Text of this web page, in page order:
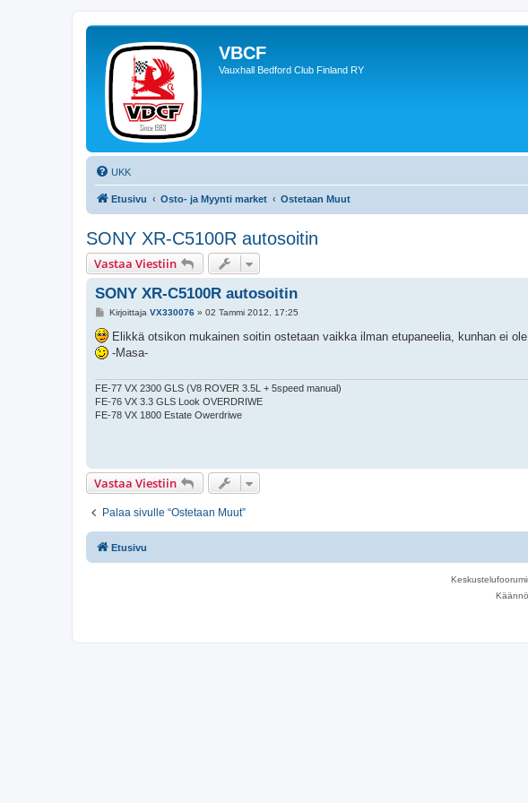
VBCF
Vauxhall Bedford Club Finland RY
UKK
Etusivu Osto- ja Myynti market Ostetaan Muut
SONY XR-C5100R autosoitin
Vastaa Viestiin
SONY XR-C5100R autosoitin
V
e
s
t
Kirjoittaja VX330076» 02 Tammi 2012, 17:25
Elikkä otsikon mukainen soitin ostetaan vaikka ilman etupaneelia, kunhan ei
-Masa-
FE-77 VX 2300 GLS (V8 ROVER 3.5L + 5speed manual)
FE-76 VX 3.3 GLS Look OVERDRIWE
FE-78 VX 1800 Estate Owerdriwe
Vastaa Viestiin
Palaa sivulle “Ostetaan Muut”
Etusivu